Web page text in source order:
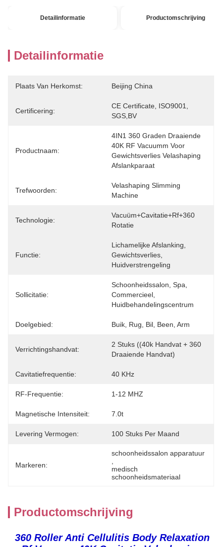
Detailinformatie Productomschrijving
Detailinformatie
Plaats Van Herkomst: Beijing China
Certificering:
CE Certificate, ISO9001,
SGS,BV
Productnaam:
4IN1 360 Graden Draaiende
40K RF Vacuumm Voor
Gewichtsverlies Velashaping
Afslankparaat
Trefwoorden:
Velashaping Slimming
Machine
Technologie:
Vacuüm+cavitatie+Rf+360
Rotatie
Functie:
Lichamelijke Afslanking,
Gewichtsverlies,
Huidverstrengeling
Sollicitatie:
Schoonheidssalon, Spa,
Commercieel,
Huidbehandelingscentrum
Doelgebied: Buik, Rug, Bil, Been, Arm
Verrichtingshandvat:
2 Stuks ((40k Handvat + 360
Draaiende Handvat)
Cavitatiefrequentie: 40 KHz
RF-Frequentie: 1-12 MHZ
Magnetische Intensiteit: 7.0t
Levering Vermogen: 100 Stuks Per Maand
Markeren:
schoonheidssalon apparatuur
medisch
schoonheidsmateriaal
Productomschrijving
360 Roller Anti Cellulitis Body Relaxation